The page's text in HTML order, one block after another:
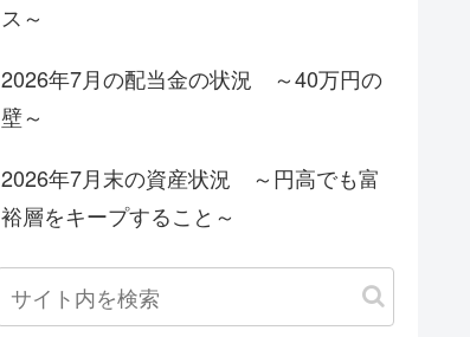
ス～
2026年7月の配当金の状況 ～40万円の
壁～
2026年7月末の資産状況 ～円高でも富
裕層をキープすること～